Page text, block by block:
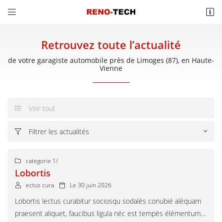
 
02 54 07 89 67
 Recopier le code ci-contre
Rafraîchir le captcha
Retrouvez toute l’actualité
de votre garagiste automobile près de Limoges (87), en Haute-
Vienne
 Voir tout
 Filtrer les actualités
 categorie 1/
Lobortis
 ectus cura  Le 30 juin 2026
Lobortis lectus curabitur sociosqu sodalés conubié alèquam
praesent aliquet, faucibus ligula néc est tempès élémentum